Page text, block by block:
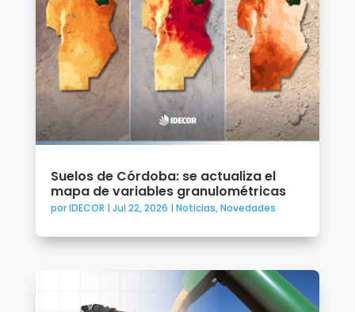
Suelos de Córdoba: se actualiza el
mapa de variables granulométricas
porIDECOR | Jul 22, 2026 | Noticias,Novedades